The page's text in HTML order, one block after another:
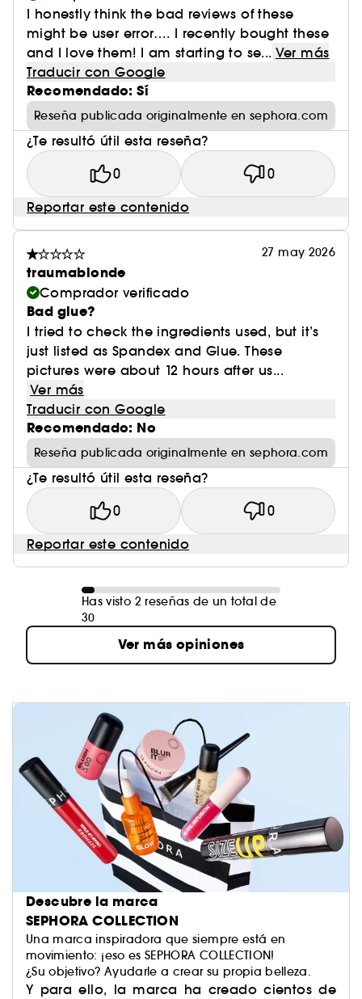
adhesivas en el rostro
I honestly think the bad reviews of these
might be user error…. I recently bought these
and I love them! I am starting to se... Ver más
Traducir con Google
Recomendado: Sí
Reseña publicada originalmente en sephora.com
¿Te resultó útil esta reseña?
0 0
Reportar este contenido
27 may 2026
traumablonde
Comprador verificado
Bad glue?
I tried to check the ingredients used, but it’s
just listed as Spandex and Glue. These
pictures were about 12 hours after us...
Ver más
Traducir con Google
Recomendado: No
Reseña publicada originalmente en sephora.com
¿Te resultó útil esta reseña?
0 0
Reportar este contenido
Has visto 2 reseñas de un total de
30
Ver más opiniones
Descubre la marca
SEPHORA COLLECTION
Una marca inspiradora que siempre está en
movimiento: ¡eso es SEPHORA COLLECTION!
¿Su objetivo? Ayudarle a crear su propia belleza.
Y para ello, la marca ha creado cientos de